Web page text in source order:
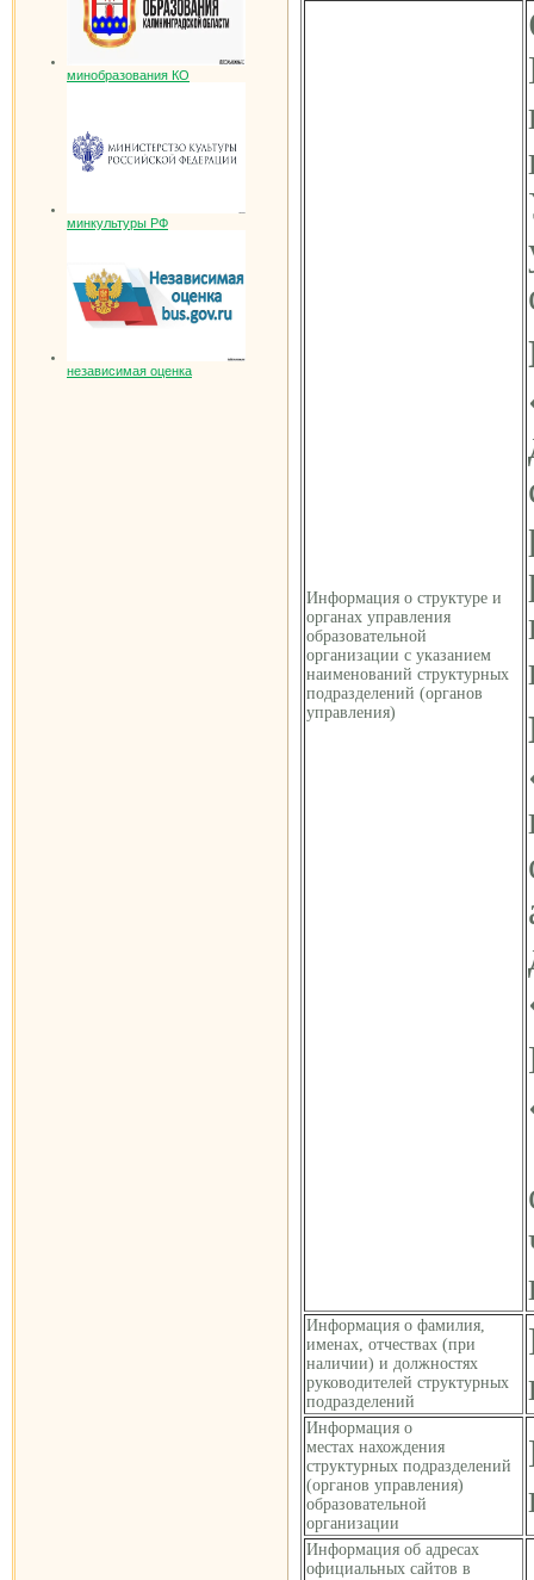
минобразования КО
минкультуры РФ
независимая оценка
Информация о структуре и
органах управления
образовательной
организации с указанием
наименований структурных
подразделений (органов
управления)
Информация о фамилия,
именах, отчествах (при
наличии) и должностях
руководителей структурных
подразделений
Информация о
местах нахождения
структурных подразделений
(органов управления)
образовательной
организации
Информация об адресах
официальных сайтов в